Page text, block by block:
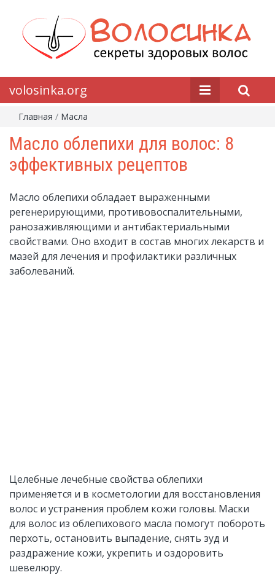
volosinka.org
Главная / Масла
Масло облепихи для волос: 8
эффективных рецептов
Масло облепихи обладает выраженными
регенерирующими, противовоспалительными,
ранозаживляющими и антибактериальными
свойствами. Оно входит в состав многих лекарств и
мазей для лечения и профилактики различных
заболеваний.
Целебные лечебные свойства облепихи
применяется и в косметологии для восстановления
волос и устранения проблем кожи головы. Маски
для волос из облепихового масла помогут побороть
перхоть, остановить выпадение, снять зуд и
раздражение кожи, укрепить и оздоровить
шевелюру.